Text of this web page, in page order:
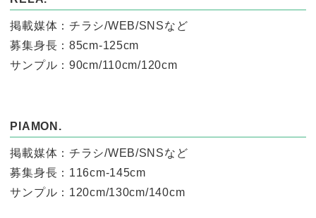
掲載媒体：チラシ/WEB/SNSなど
募集身長：85cm-125cm
サンプル：90cm/110cm/120cm
PIAMON.
掲載媒体：チラシ/WEB/SNSなど
募集身長：116cm-145cm
サンプル：120cm/130cm/140cm